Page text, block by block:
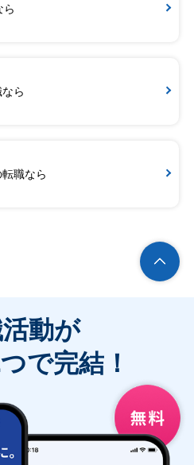
ら
ら
職なら
動が
つで完結！